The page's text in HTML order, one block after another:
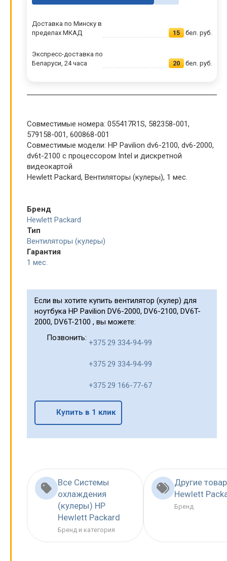
Доставка по Минску в
пределах МКАД
15 бел. руб.
Экспресс-доставка по
Беларуси, 24 часа
20 бел. руб.
Совместимые номера: 055417R1S, 582358-001,
579158-001, 600868-001
Совместимые модели: HP Pavilion dv6-2100, dv6-2000,
dv6t-2100 с процессором Intel и дискретной
видеокартой
Hewlett Packard, Вентиляторы (кулеры), 1 мес.
Бренд
Hewlett Packard
Тип
Вентиляторы (кулеры)
Гарантия
1 мес.
Если вы хотите купить вентилятор (кулер) для
ноутбука HP Pavilion DV6-2000, DV6-2100, DV6T-
2000, DV6T-2100 , вы можете:
Позвонить:
+375 29 334-94-99
+375 29 334-94-99
+375 29 166-77-67
Купить в 1 клик
Все Системы
охлаждения
(кулеры) HP
Hewlett Packard
Бренд и категория
Другие
Hewlett
Бренд